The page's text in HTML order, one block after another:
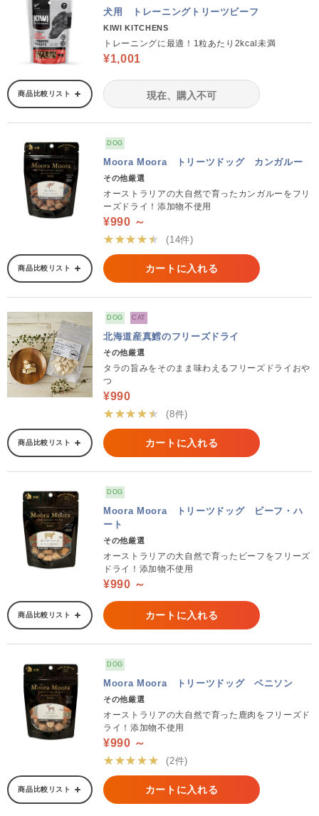
犬用 トレーニングトリーツビーフ
KIWI KITCHENS
トレーニングに最適！1粒あたり2kcal未満
¥1,001
商品比較リスト 現在、購入不可
DOG
Moora Moora トリーツドッグ カンガルー
その他厳選
オーストラリアの大自然で育ったカンガルーをフリ
ーズドライ！添加物不使用
¥990 ～
★★★★★
(14件)
商品比較リスト カートに入れる
DOG CAT
北海道産真鱈のフリーズドライ
その他厳選
タラの旨みをそのまま味わえるフリーズドライおや
つ
¥990
★★★★★
(8件)
商品比較リスト カートに入れる
DOG
Moora Moora トリーツドッグ ビーフ・ハ
ート
その他厳選
オーストラリアの大自然で育ったビーフをフリーズ
ドライ！添加物不使用
¥990 ～
商品比較リスト カートに入れる
DOG
Moora Moora トリーツドッグ ベニソン
その他厳選
オーストラリアの大自然で育った鹿肉をフリーズド
ライ！添加物不使用
¥990 ～
★★★★★
(2件)
商品比較リスト カートに入れる